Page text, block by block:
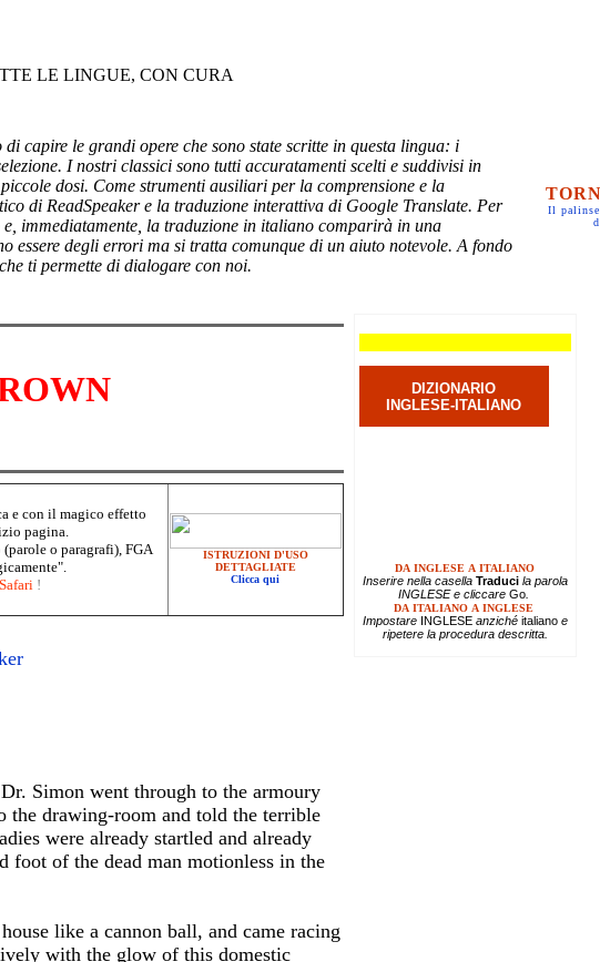
LE LINGUE, CON CURA
capire le grandi opere che sono state scritte in questa lingua: i
I nostri classici sono tutti accuratamenti scelti e suddivisi in
dosi. Come strumenti ausiliari per la comprensione e la
di ReadSpeaker e la traduzione interattiva di Google Translate. Per
immediatamente, la traduzione in italiano comparirà in una
essere degli errori ma si tratta comunque di un aiuto notevole. A fondo
ti permette di dialogare con noi.
Il
e con il magico effetto
pagina.
o paragrafi), FGA
Safari !
ISTRUZIONI D'USO
DETTAGLIATE
Clicca qui
Simon went through to the armoury
the drawing-room and told the terrible
were already startled and already
foot of the dead man motionless in the
like a cannon ball, and came racing
with the glow of this domestic
DIZIONARIO
INGLESE-ITALIANO
DA INGLESE A ITALIANO
Inserire nella casella Traducila parola
INGLESE e cliccare Go.
DA ITALIANO A INGLESE
Impostare INGLESEanziché italianoe
ripetere la procedura descritta.